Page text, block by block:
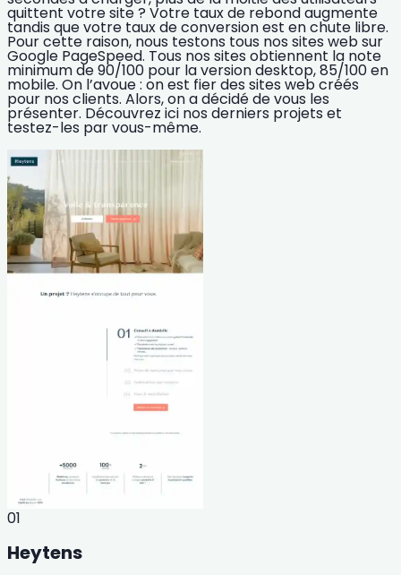
quittent votre site ? Votre taux de rebond augmente
tandis que votre taux de conversion est en chute libre.
Pour cette raison, nous testons tous nos sites web sur
Google PageSpeed. Tous nos sites obtiennent la note
minimum de 90/100 pour la version desktop, 85/100 en
mobile. On l’avoue : on est fier des sites web créés
pour nos clients. Alors, on a décidé de vous les
présenter. Découvrez ici nos derniers projets et
testez-les par vous-même.
01
Heytens